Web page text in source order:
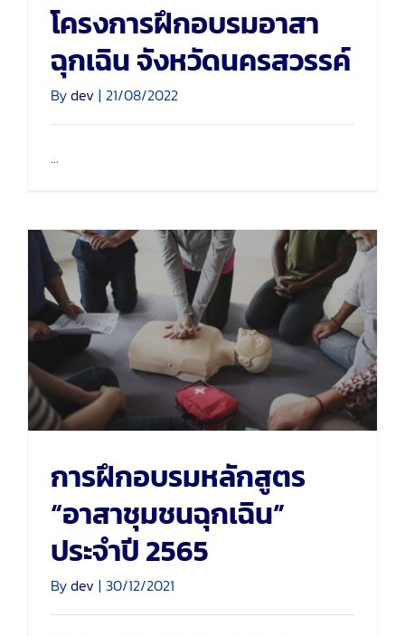
โครงการฝึกอบรมอาสา
ฉุกเฉิน จังหวัดนครสวรรค์
Bydev | 21/08/2022
...
การฝึกอบรมหลักสูตร
“อาสาชุมชนฉุกเฉิน” ประจำ
ปี 2565
การฝึกอบรมหลักสูตร
“อาสาชุมชนฉุกเฉิน”
ประจำปี 2565
Bydev | 30/12/2021